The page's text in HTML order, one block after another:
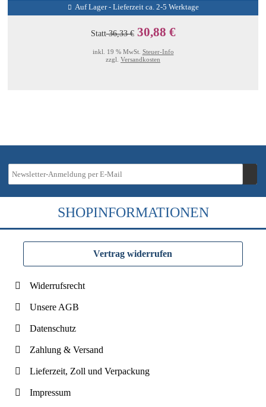
Auf Lager - Lieferzeit ca. 2-5 Werktage
Statt36,33 € 30,88 €
inkl. 19 % MwSt. Steuer-Info
zzgl. Versandkosten
SHOPINFORMATIONEN
Vertrag widerrufen
Widerrufsrecht
Unsere AGB
Datenschutz
Zahlung & Versand
Lieferzeit, Zoll und Verpackung
Impressum